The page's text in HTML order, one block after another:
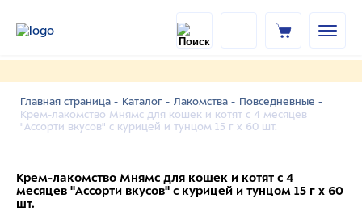
Главная страница - Каталог - Лакомства - Повседневные -
Крем-лакомство Мнямс для кошек и котят с 4 месяцев
"Ассорти вкусов" с курицей и тунцом 15 г х 60 шт.
Крем-лакомство Мнямс для кошек и котят с 4
месяцев "Ассорти вкусов" с курицей и тунцом 15 г х 60
шт.